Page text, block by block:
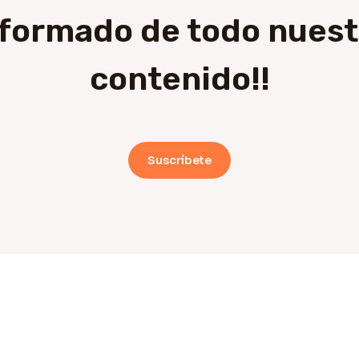
de todo
contenido!!
Suscríbete